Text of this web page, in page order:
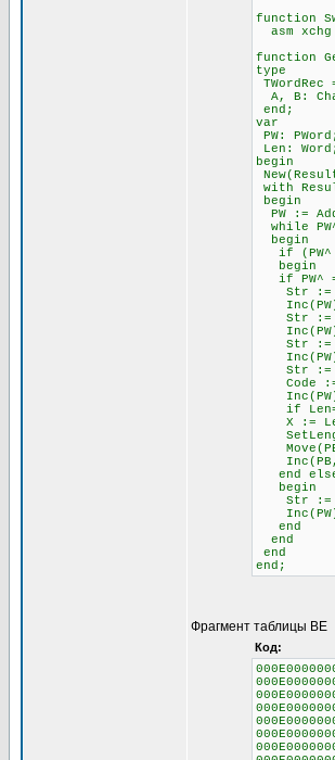
function
asm
function
type
A, B:
end;
var
PW:
Len:
begin
with
begin
PW :=
while
begin
if (PW^ =
begin
if PW^ =
Str := Str
Inc(PW);
Str := Str
Inc(PW);
Str := Str
Inc(PW);
Str := Str
Code :=
Inc(PW);
if Len=1
X :=
Inc(PB,
end
begin
Str := Str
end
end
end
end;
Фрагмент таблицы BE
Код: